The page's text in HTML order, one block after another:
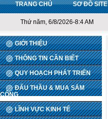
TRANG CHỦ SƠ ĐỒ SITE
Thứ năm, 6/8/2026-8:4 AM
GIỚI THIỆU
THÔNG TIN CẦN BIẾT
QUY HOẠCH PHÁT TRIỂN
ĐẤU THẦU & MUA SẮM
CÔNG
LĨNH VỰC KINH TẾ